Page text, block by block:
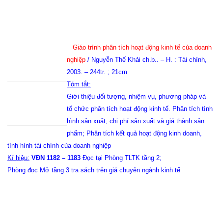
Giáo trình phân tích hoạt động kinh tế của doanh
nghiệp / Nguyễn Thế Khải ch.b.. – H. : Tài chính,
2003. – 244tr. ; 21cm
Tóm tắt:
Giới thiệu đối tượng, nhiệm vụ, phương pháp và
tổ chức phân tích hoạt động kinh tế. Phân tích tình
hình sản xuất, chi phí sản xuất và giá thành sản
phẩm; Phân tích kết quả hoạt động kinh doanh,
tình hình tài chính của doanh nghiệp
Kí hiệu: VĐN 1182 – 1183 Đọc tại Phòng TLTK tầng 2;
Phòng đọc Mở tầng 3 tra sách trên giá chuyên ngành kinh tế